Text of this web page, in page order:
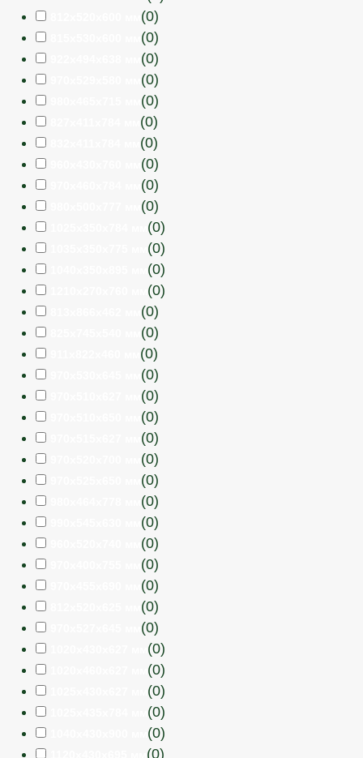
(0)
(0)
(0)
(0)
(0)
(0)
(0)
(0)
(0)
(0)
(0)
(0)
(0)
(0)
(0)
(0)
(0)
(0)
(0)
(0)
(0)
(0)
(0)
(0)
(0)
(0)
(0)
(0)
(0)
(0)
(0)
(0)
(0)
(0)
(0)
(0)